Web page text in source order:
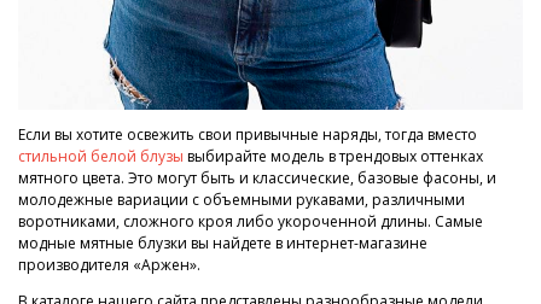
Если вы хотите освежить свои привычные наряды, тогда вместо
стильной белой блузы выбирайте модель в трендовых оттенках
мятного цвета. Это могут быть и классические, базовые фасоны, и
молодежные вариации с объемными рукавами, различными
воротниками, сложного кроя либо укороченной длины. Самые
модные мятные блузки вы найдете в интернет-магазине
производителя «Аржен».